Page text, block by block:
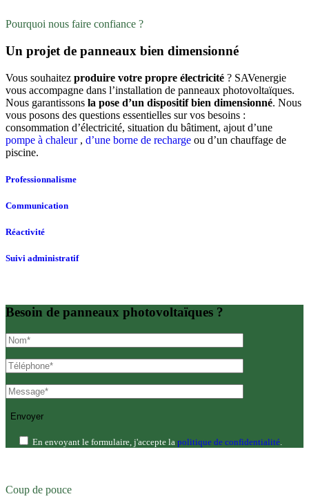
Pourquoi nous faire confiance ?
Un projet de panneaux bien dimensionné
Vous souhaitez produire votre propre électricité ? SAVenergie
vous accompagne dans l’installation de panneaux photovoltaïques.
Nous garantissons la pose d’un dispositif bien dimensionné. Nous
vous posons des questions essentielles sur vos besoins :
consommation d’électricité, situation du bâtiment, ajout d’une
pompe à chaleur , d’une borne de recharge ou d’un chauffage de
piscine.
Professionnalisme
Communication
Réactivité
Suivi administratif
Besoin de panneaux photovoltaïques ?
Envoyer
En envoyant le formulaire, j'accepte la politique de confidentialité
Coup de pouce